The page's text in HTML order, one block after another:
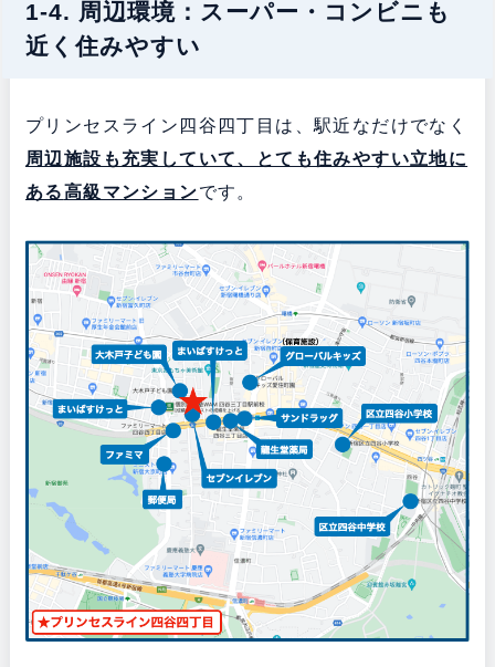
1-4. 周辺環境：スーパー・コンビニも
近く住みやすい
プリンセスライン四谷四丁目は、駅近なだけでなく
周辺施設も充実していて、とても住みやすい立地に
ある高級マンションです。